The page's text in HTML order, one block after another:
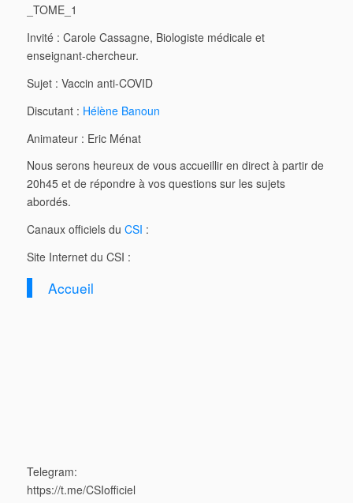
_TOME_1
Invité : Carole Cassagne, Biologiste médicale et
enseignant-chercheur.
Sujet : Vaccin anti-COVID
Discutant : Hélène Banoun
Animateur : Eric Ménat
Nous serons heureux de vous accueillir en direct à partir de
20h45 et de répondre à vos questions sur les sujets
abordés.
Canaux officiels du CSI :
Site Internet du CSI :
Accueil
Telegram:
https://t.me/CSIofficiel